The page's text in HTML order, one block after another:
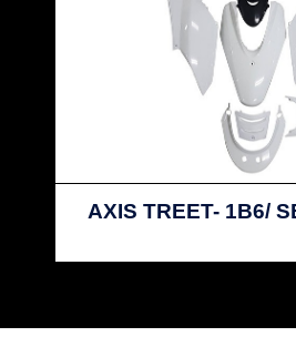
AXIS TREET- 1B6/